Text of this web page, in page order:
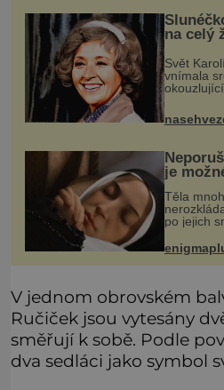
na celý
Svět
vnímala
všechny
hvězdou,
je
Těla
po jejich
jiné
V jednom obrovském
Ručiček jsou vytesány
směřují k sobě. Podle
dva sedláci jako symbol